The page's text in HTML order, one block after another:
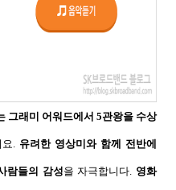
그래미 어워드에서 5관왕을 수상
. 유려한 영상미와 함께 전반에
람들의 감성을 자극합니다. 영화